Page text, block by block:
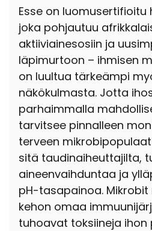
Esse on
joka pohjautuu
aktiiviainesosiin ja
läpimurtoon – ihmisen
on luultua tärkeämpi
näkökulmasta. Jotta
parhaimmalla
tarvitsee pinnalleen
terveen
sitä taudinaiheuttajilta,
aineenvaihduntaa ja
pH-tasapainoa.
kehon omaa
tuhoavat toksiineja ihon